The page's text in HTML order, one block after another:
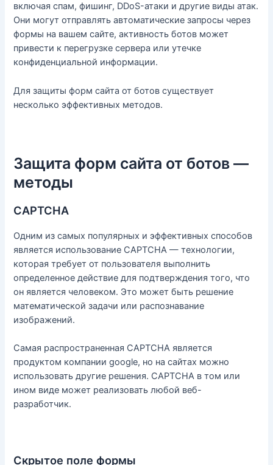
включая спам, фишинг, DDoS-атаки и другие виды атак.
Они могут отправлять автоматические запросы через
формы на вашем сайте, активность ботов может
привести к перегрузке сервера или утечке
конфиденциальной информации.
Для защиты форм сайта от ботов существует
несколько эффективных методов.
Защита форм сайта от ботов —
методы
CAPTCHA
Одним из самых популярных и эффективных способов
является использование CAPTCHA — технологии,
которая требует от пользователя выполнить
определенное действие для подтверждения того, что
он является человеком. Это может быть решение
математической задачи или распознавание
изображений.
Самая распространенная CAPTCHA является
продуктом компании google, но на сайтах можно
использовать другие решения. CAPTCHA в том или
ином виде может реализовать любой веб-
разработчик.
Скрытое поле формы